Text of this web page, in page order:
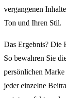
vergangenen
Ton und Ihren Stil.
Das Ergebnis? Die
So bewahren Sie
persönlichen
jeder einzelne